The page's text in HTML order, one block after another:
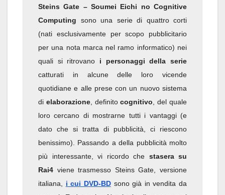
Steins Gate – Soumei Eichi no Cognitive
Computing sono una serie di quattro corti
(nati esclusivamente per scopo pubblicitario
per una nota marca nel ramo informatico) nei
quali si ritrovano i personaggi della serie
catturati in alcune delle loro vicende
quotidiane e alle prese con un nuovo sistema
di elaborazione, definitocognitivo, del quale
loro cercano di mostrarne tutti i vantaggi (e
dato che si tratta di pubblicità, ci riescono
benissimo). Passando a della pubblicità molto
più interessante, vi ricordo che stasera su
Rai4 viene trasmesso Steins Gate, versione
italiana, i cui DVD-BDsono già in vendita da